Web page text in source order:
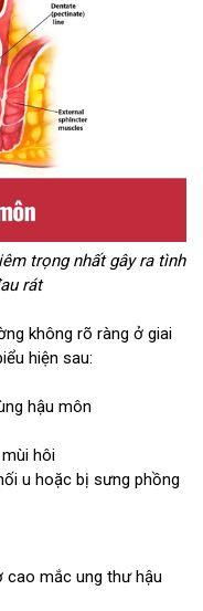
trọng nhất gây ra tình
rát
không rõ ràng ở giai
hiện sau:
hậu môn
hôi
u hoặc bị sưng phồng
mắc ung thư hậu